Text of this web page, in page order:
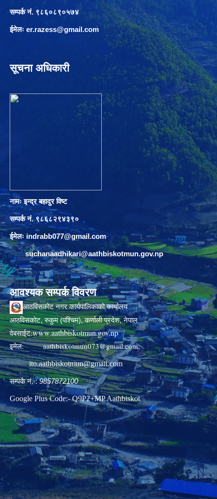
सम्पर्क नं. ९८६०८९०५७४
ईमेलः er.razess@gmail.com
सूचना अधिकारी
नामः इन्द्र बहादुर विष्ट
सम्पर्क नं. ९८६८२९४३९०
ईमेलः indrabb077@gmail.com
suchanaadhikari@aathbiskotmun.gov.np
आवश्यक सम्पर्क विवरण
आठविसकोट नगर कार्यपालिकाको कार्यालय
आठविसकोट, रुकुम (पश्चिम), कर्णाली प्रदेश, नेपाल
वेबसाईट:www.aathbiskotmun.gov.np
इमेल:aathbiskotmun073@gmail.com,
ito.aathbiskotmun@gmail.com
सम्पर्क नं. :9857872100
Google Plus Code:- Q9P2+MP Aathbiskot